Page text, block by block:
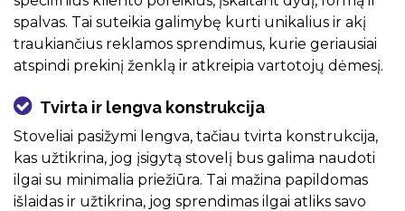
spalvas. Tai suteikia galimybę kurti unikalius ir akį
traukiančius reklamos sprendimus, kurie geriausiai
atspindi prekinį ženklą ir atkreipia vartotojų dėmesį.
Tvirta ir lengva konstrukcija
Stoveliai pasižymi lengva, tačiau tvirta konstrukcija,
kas užtikrina, jog įsigytą stovelį bus galima naudoti
ilgai su minimalia priežiūra. Tai mažina papildomas
išlaidas ir užtikrina, jog sprendimas ilgai atliks savo